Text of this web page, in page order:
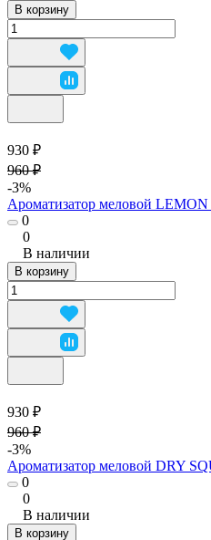
В корзину
930 ₽
960 ₽
-3%
Ароматизатор меловой
0
0
В наличии
В корзину
930 ₽
960 ₽
-3%
Ароматизатор меловой DRY
0
0
В наличии
В корзину